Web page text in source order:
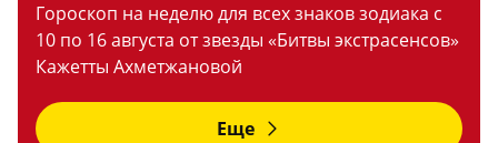
Гороскоп на неделю для всех знаков зодиака с
10 по 16 августа от звезды «Битвы экстрасенсов»
Кажетты Ахметжановой
Еще